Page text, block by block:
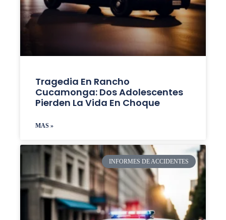
Tragedia En Rancho
Cucamonga: Dos Adolescentes
Pierden La Vida En Choque
MAS »
INFORMES DE ACCIDENTES